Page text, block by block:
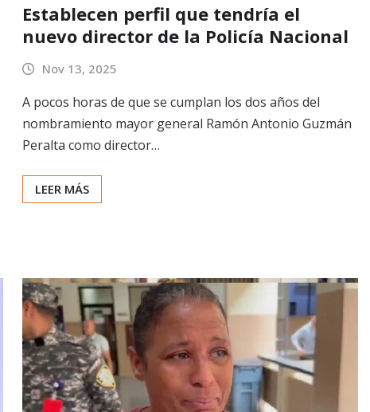
Establecen perfil que tendría el
nuevo director de la Policía Nacional
Nov 13, 2025
A pocos horas de que se cumplan los dos años del
nombramiento mayor general Ramón Antonio Guzmán
Peralta como director…
LEER MÁS